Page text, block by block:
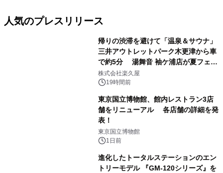
人気のプレスリリース
帰りの渋滞を避けて「温泉＆サウナ」
三井アウトレットパーク木更津から車
で約5分 湯舞音 袖ケ浦店が夏フェア
メニューを提供
株式会社楽久屋
19時間前
東京国立博物館、館内レストラン3店
舗をリニューアル 各店舗の詳細を発
表！
東京国立博物館
1日前
進化したトータルステーションのエン
トリーモデル 『GM-120シリーズ』を